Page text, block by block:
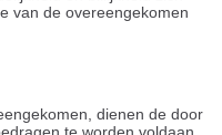
van de overeengekomen
dienen de door